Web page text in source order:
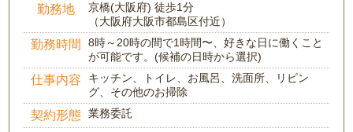
勤務地
京橋(大阪府) 徒歩1分
（大阪府大阪市都島区付近）
勤務時間
8時～20時の間で1時間〜、好きな日に働くこと
が可能です。(候補の日時から選択)
仕事内容
キッチン、トイレ、お風呂、洗面所、リビン
グ、その他のお掃除
契約形態 業務委託